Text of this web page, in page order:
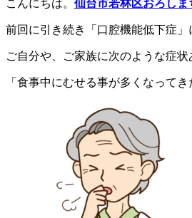
こんにちは。 仙台市若林区おろしま
前回に引き続き「口腔機能低下症」
ご自分や、ご家族に次のような症状
「食事中にむせる事が多くなってき